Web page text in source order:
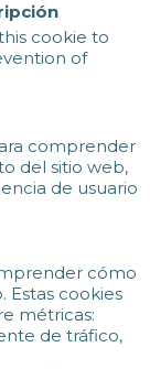
cookie to
of
comprender
del sitio web,
de usuario
cómo
Estas cookies
métricas:
de tráfico,